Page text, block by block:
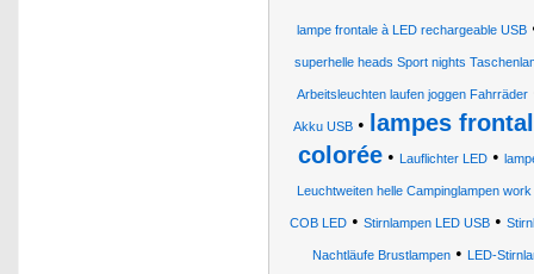
lampe frontale à LED rechargeable USB
superhelle heads Sport nights
Arbeitsleuchten laufen joggen Fahrräder
Akku USB•
lampes
colorée• Lauflichter LED•
Leuchtweiten helle Campinglampen
COB LED• Stirnlampen LED USB•
Nachtläufe Brustlampen • LED-